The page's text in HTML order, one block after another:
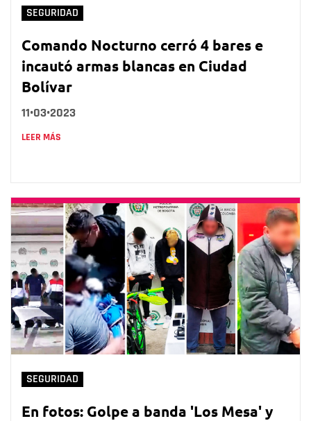
SEGURIDAD
Comando Nocturno cerró 4 bares e
incautó armas blancas en Ciudad
Bolívar
11•03•2023
LEER MÁS
SEGURIDAD
En fotos: Golpe a banda 'Los Mesa' y